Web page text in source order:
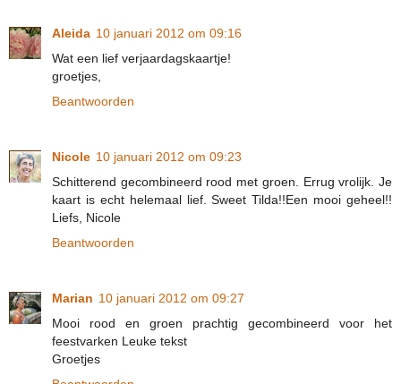
Aleida 10 januari 2012 om 09:16
Wat een lief verjaardagskaartje!
groetjes,
Beantwoorden
Nicole 10 januari 2012 om 09:23
Schitterend gecombineerd rood met groen. Errug vrolijk. Je
kaart is echt helemaal lief. Sweet Tilda!!Een mooi geheel!!
Liefs, Nicole
Beantwoorden
Marian 10 januari 2012 om 09:27
Mooi rood en groen prachtig gecombineerd voor het
feestvarken Leuke tekst
Groetjes